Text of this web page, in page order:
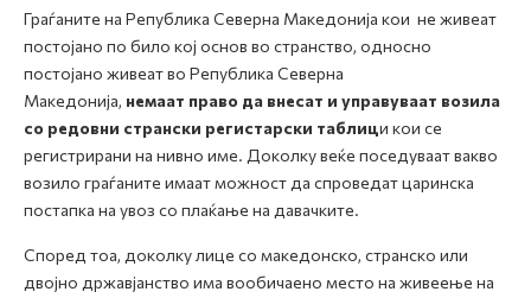
Граѓаните на Република Северна Македонија кои не живеат
постојано по било кој основ во странство, односно
постојано живеат во Република Северна
Македонија, немаат право да внесат и управуваат возила
со редовни странски регистарски таблици кои се
регистрирани на нивно име. Доколку веќе поседуваат вакво
возило граѓаните имаат можност да спроведат царинска
постапка на увоз со плаќање на давачките.
Според тоа, доколку лице со македонско, странско или
двојно државјанство има вообичаено место на живеење на